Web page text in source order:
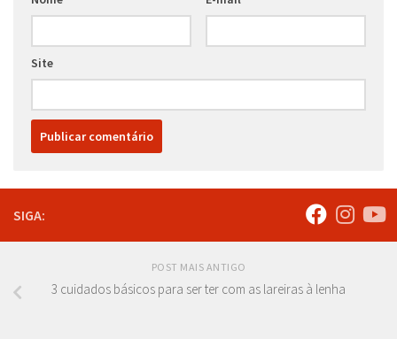
Site
SIGA:
POST MAIS ANTIGO
3 cuidados básicos para ser ter com as lareiras à lenha